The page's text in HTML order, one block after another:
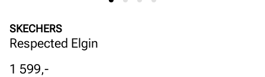
SKECHERS
Respected Elgin
Pris
1 599,-